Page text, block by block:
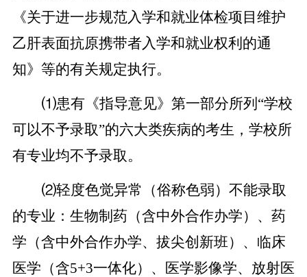
《关于进一步规范入学和就业体检项目维护
乙肝表面抗原携带者入学和就业权利的通
知》等的有关规定执行。
⑴患有《指导意见》第一部分所列“学校
可以不予录取”的六大类疾病的考生，学校所
有专业均不予录取。
⑵轻度色觉异常（俗称色弱）不能录取
的专业：生物制药（含中外合作办学）、药
学（含中外合作办学、拔尖创新班）、临床
医学（含5+3一体化）、医学影像学、放射医